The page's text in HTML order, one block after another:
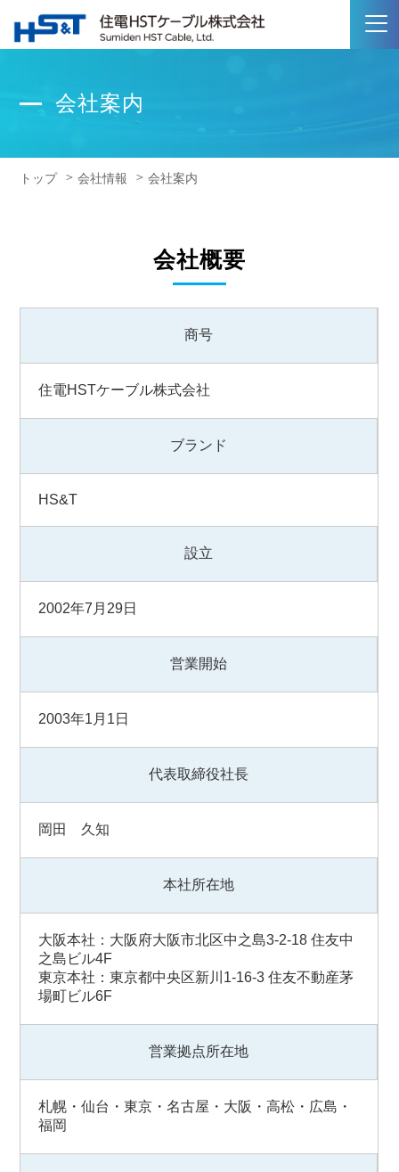
会社案内
トップ 会社情報 会社案内
会社概要
商号
住電HSTケーブル株式会社
ブランド
HS&T
設立
2002年7月29日
営業開始
2003年1月1日
代表取締役社長
岡田 久知
本社所在地
大阪本社：大阪府大阪市北区中之島3-2-18 住友中
之島ビル4F
東京本社：東京都中央区新川1-16-3 住友不動産茅
場町ビル6F
営業拠点所在地
札幌・仙台・東京・名古屋・大阪・高松・広島・
福岡